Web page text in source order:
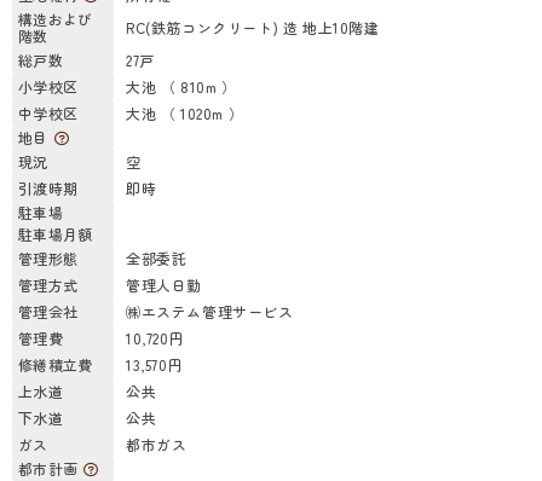
構造および
階数
RC(鉄筋コンクリート) 造 地上10階建
総戸数
27戸
小学校区
大池 （ 810m ）
中学校区
大池 （ 1020m ）
地目
現況
空
引渡時期
即時
駐車場
駐車場月額
管理形態
全部委託
管理方式
管理人日勤
管理会社
㈱エステム管理サービス
管理費
10,720円
修繕積立費
13,570円
上水道
公共
下水道
公共
ガス
都市ガス
都市計画